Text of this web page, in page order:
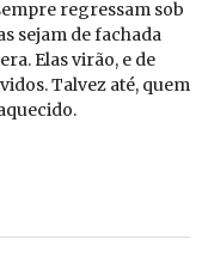
regressam sob
sejam de fachada
Elas virão, e de
Talvez até, quem